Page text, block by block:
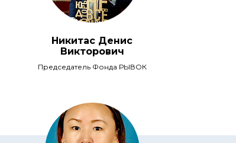
Никитас Денис
Викторович
Председатель Фонда РЫВОК